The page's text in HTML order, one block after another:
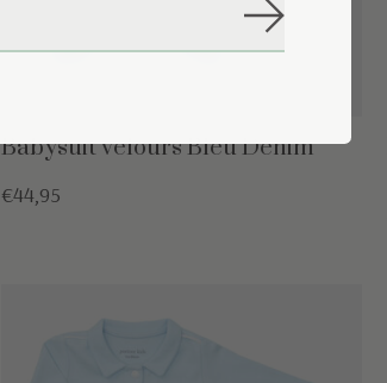
Babysuit velours Bleu Denim
€44,95
S'abonner